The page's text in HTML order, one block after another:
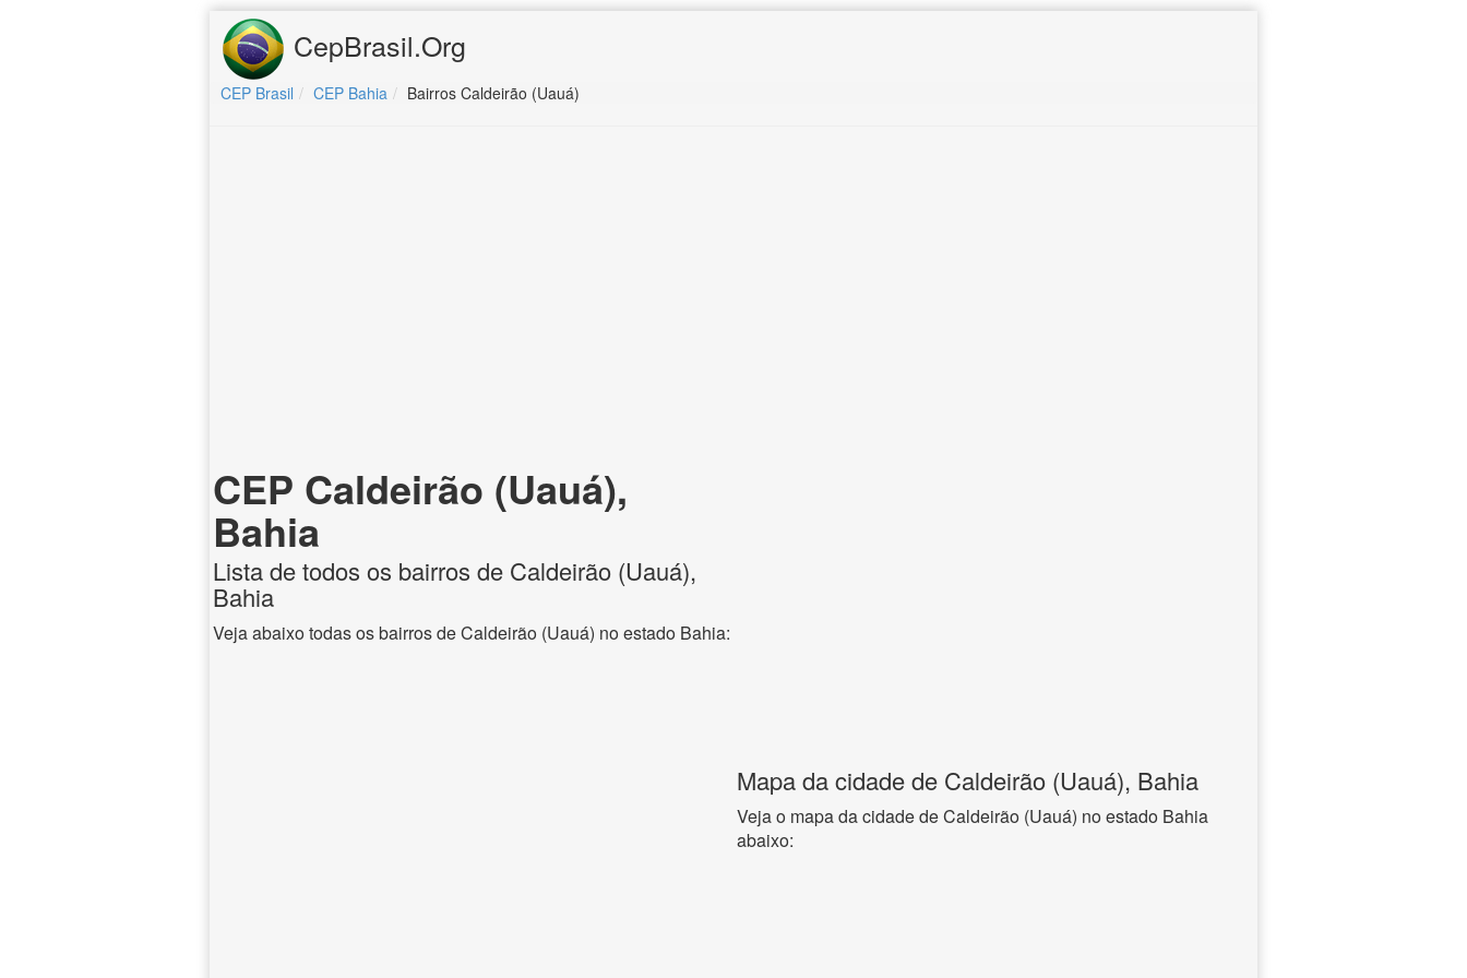
CepBrasil.Org
CEP Brasil CEP Bahia Bairros Caldeirão (Uauá)
CEP Caldeirão (Uauá),
Bahia
Lista de todos os bairros de Caldeirão (Uauá),
Bahia
Veja abaixo todas os bairros de Caldeirão (Uauá) no estado Bahia:
Mapa da cidade de Caldeirão (Uauá), Bahia
Veja o mapa da cidade de Caldeirão (Uauá) no estado Bahia
abaixo: